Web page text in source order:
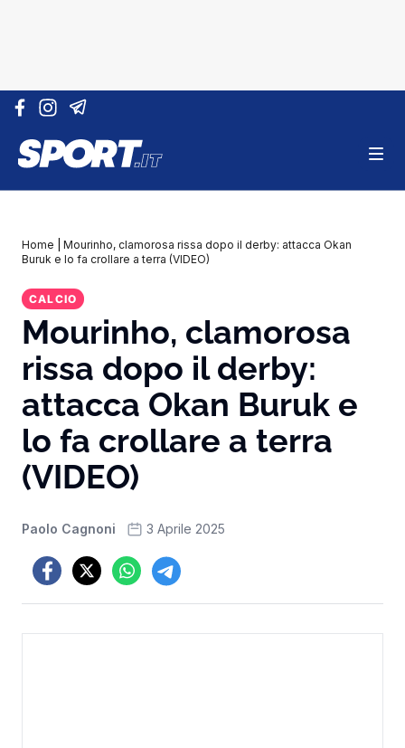
Vai al contenuto
Home
Mourinho, clamorosa rissa dopo il derby: attacca Okan
Buruk e lo fa crollare a terra (VIDEO)
CALCIO
Mourinho, clamorosa
rissa dopo il derby:
attacca Okan Buruk e
lo fa crollare a terra
(VIDEO)
Paolo Cagnoni 3 Aprile 2025